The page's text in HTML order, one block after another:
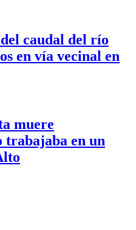
caudal del río
en vía vecinal en
muere
trabajaba en un